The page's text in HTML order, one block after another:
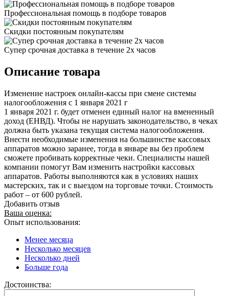
Профессиональная помощь в подборе товаров
Скидки постоянным покупателям
Супер срочная доставка в течение 2х часов
Описание товара
Изменение настроек онлайн-кассы при смене системы
налогообложения с 1 января 2021 г
1 января 2021 г. будет отменен единый налог на вмененный
доход (ЕНВД). Чтобы не нарушать законодательство, в чеках
должна быть указана текущая система налогообложения.
Внести необходимые изменения на большинстве кассовых
аппаратов можно заранее, тогда в январе вы без проблем
сможете пробивать корректные чеки. Специалисты нашей
компании помогут Вам изменить настройки кассовых
аппаратов. Работы выполняются как в условиях наших
мастерских, так и с выездом на торговые точки. Стоимость
работ – от 600 рублей.
Добавить отзыв
Ваша оценка:
Опыт использования:
Менее месяца
Несколько месяцев
Несколько дней
Больше года
Достоинства: